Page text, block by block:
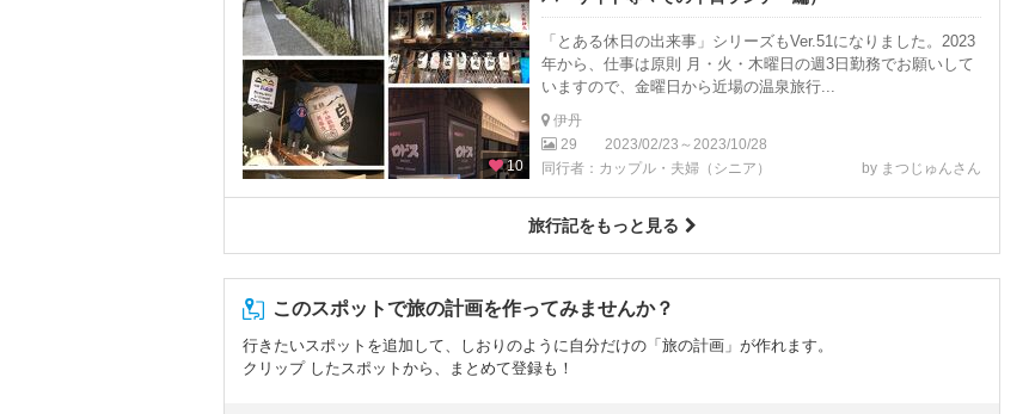
10
「とある休日の出来事」シリーズもVer.51になりました。2023
年から、仕事は原則 月・火・木曜日の週3日勤務でお願いして
いますので、金曜日から近場の温泉旅行...
伊丹
29
2023/02/23～2023/10/28
同行者：カップル・夫婦（シニア）
by まつじゅんさん
旅行記をもっと見る
このスポットで旅の計画を作ってみませんか？
行きたいスポットを追加して、しおりのように自分だけの「旅の計画」が作れます。
クリップ したスポットから、まとめて登録も！